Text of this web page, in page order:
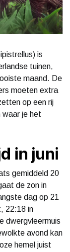
is
tuinen,
maand. De
moeten extra
op een rij
waar je het
in juni
gemiddeld 20
de zon in
dag op 21
22:18 in
dwergvleermuis
avond kan
hemel juist